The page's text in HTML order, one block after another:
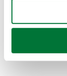
Identificar
para
Obtenga más